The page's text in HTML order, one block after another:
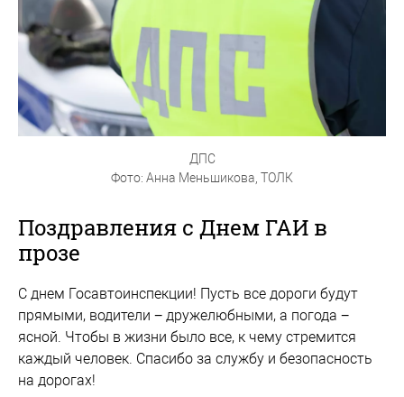
ДПС
Фото: Анна Меньшикова, ТОЛК
Поздравления с Днем ГАИ в
прозе
С днем Госавтоинспекции! Пусть все дороги будут
прямыми, водители − дружелюбными, а погода −
ясной. Чтобы в жизни было все, к чему стремится
каждый человек. Спасибо за службу и безопасность
на дорогах!